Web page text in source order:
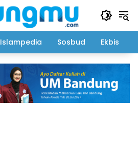
Islampedia Sosbud Ekbis